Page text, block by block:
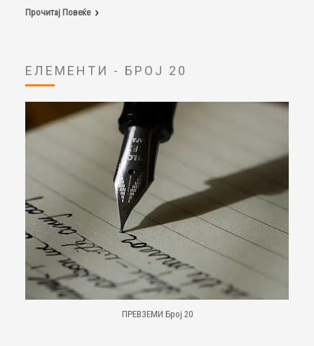
Прочитај Повеќе
ЕЛЕМЕНТИ - БРОЈ 20
ПРЕВЗЕМИ Број 20